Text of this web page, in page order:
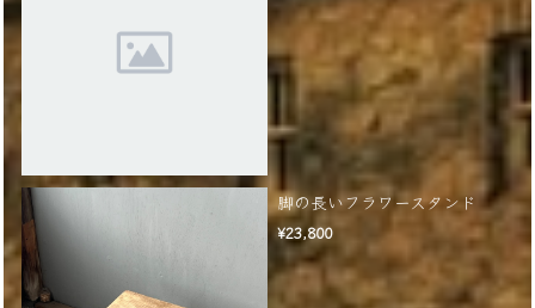
脚の長いフラワースタンド
¥23,800